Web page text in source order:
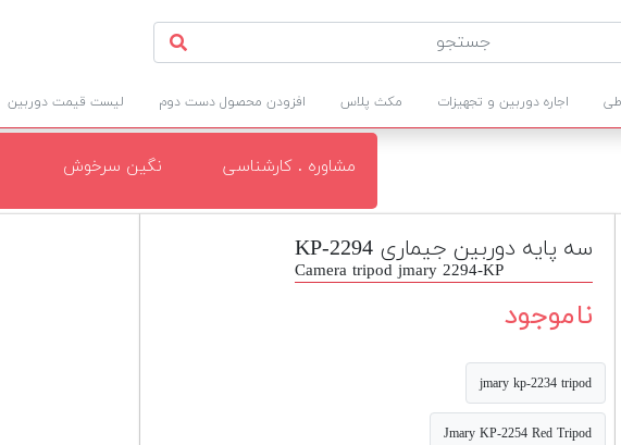
اجاره دوربین و تجهیزات مکث پلاس افزودن محصول دست دوم لیست قیمت دوربین
مشاوره . کارشناسی نگین سرخوش
سه پایه دوربین جیماری KP-2294
Camera tripod jmary 2294-KP
ناموجود
jmary kp-2234 tripod
Jmary KP-2254 Red Tripod